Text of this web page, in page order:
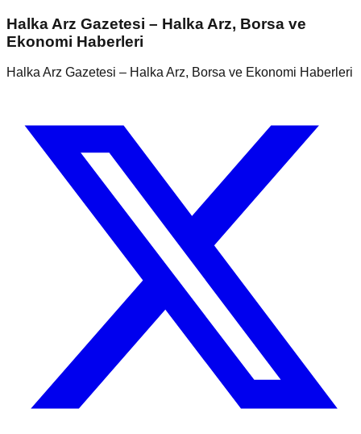
Halka Arz Gazetesi – Halka Arz, Borsa ve
Ekonomi Haberleri
Halka Arz Gazetesi – Halka Arz, Borsa ve Ekonomi Haberleri